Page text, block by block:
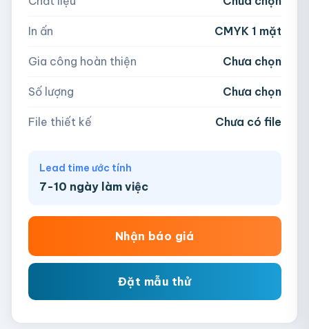
Hoặc nhập số lượng:
− + hộp
AI, PDF, EPS, PSD, PNG, JPG (tối đa 50MB)
In ấn CMYK 1 mặt
Gia công hoàn thiện Chưa chọn
Số lượng Chưa chọn
File thiết kế Chưa có file
Lead time ước tính
7-10 ngày làm việc
Nhận báo giá
Đặt mẫu thử